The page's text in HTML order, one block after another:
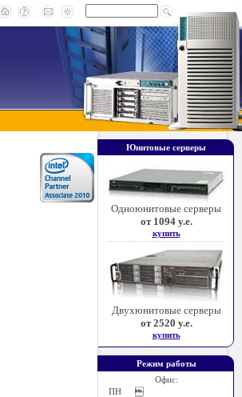
Юнитовые серверы
Одноюнитовые серверы
от 1094 у.е.
купить
Двухюнитовые серверы
от 2520 у.е.
купить
Режим работы
Офис:
ПН
